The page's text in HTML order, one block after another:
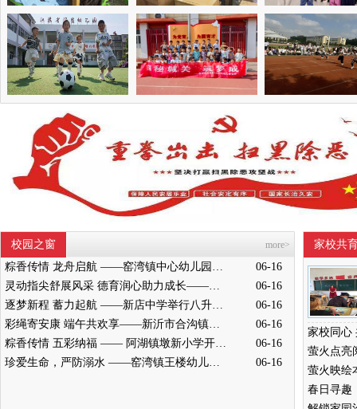
校园之窗 more>
粽香传情 龙舟启航 ——窑湾镇中心幼儿园中班开展端午节赛龙舟活动
06-16
灵动指尖舒展风采 德育润心助力成长——墨河中心小学举行五年级桌面操展示活动
06-16
逐梦新程 蓄力起航 ——新店中学举行八升九成长奋进仪式
06-16
彩绳寄安康 端午共欢享——新沂市合沟镇中心幼儿园开展端午节活动
06-16
粽香传情 五彩纳福 —— 阿湖镇墩新小学开展端午主题民俗活动
06-16
珍爱生命，严防溺水 ——窑湾镇王楼幼儿园开展防溺水安全演练活动
06-16
家校共